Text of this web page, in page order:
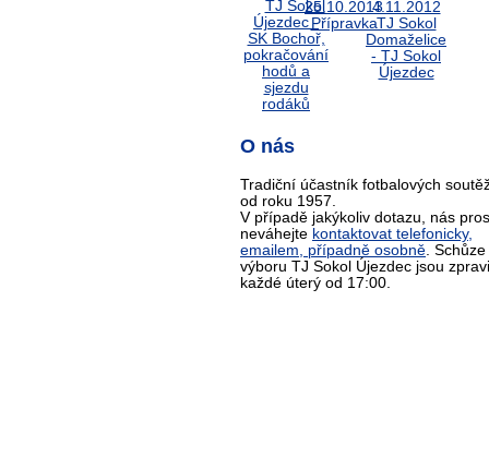
O nás
Tradiční účastník fotbalových
od roku 1957.
V případě jakýkoliv dotazu, nás
neváhejte kontaktovat telefonicky,
emailem, případně osobně. Schůze
výboru TJ Sokol Újezdec jsou
každé úterý od 17:00.